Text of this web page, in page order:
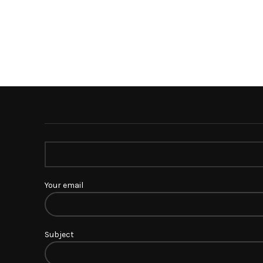
Your email
Subject